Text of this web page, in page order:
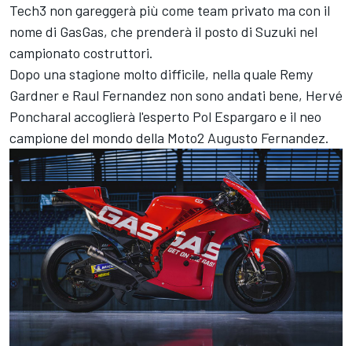
Tech3 non gareggerà più come team privato ma con il
nome di GasGas, che prenderà il posto di Suzuki nel
campionato costruttori.
Dopo una stagione molto difficile, nella quale Remy
Gardner e Raul Fernandez non sono andati bene, Hervé
Poncharal accoglierà l'esperto Pol Espargaro e il neo
campione del mondo della Moto2 Augusto Fernandez.